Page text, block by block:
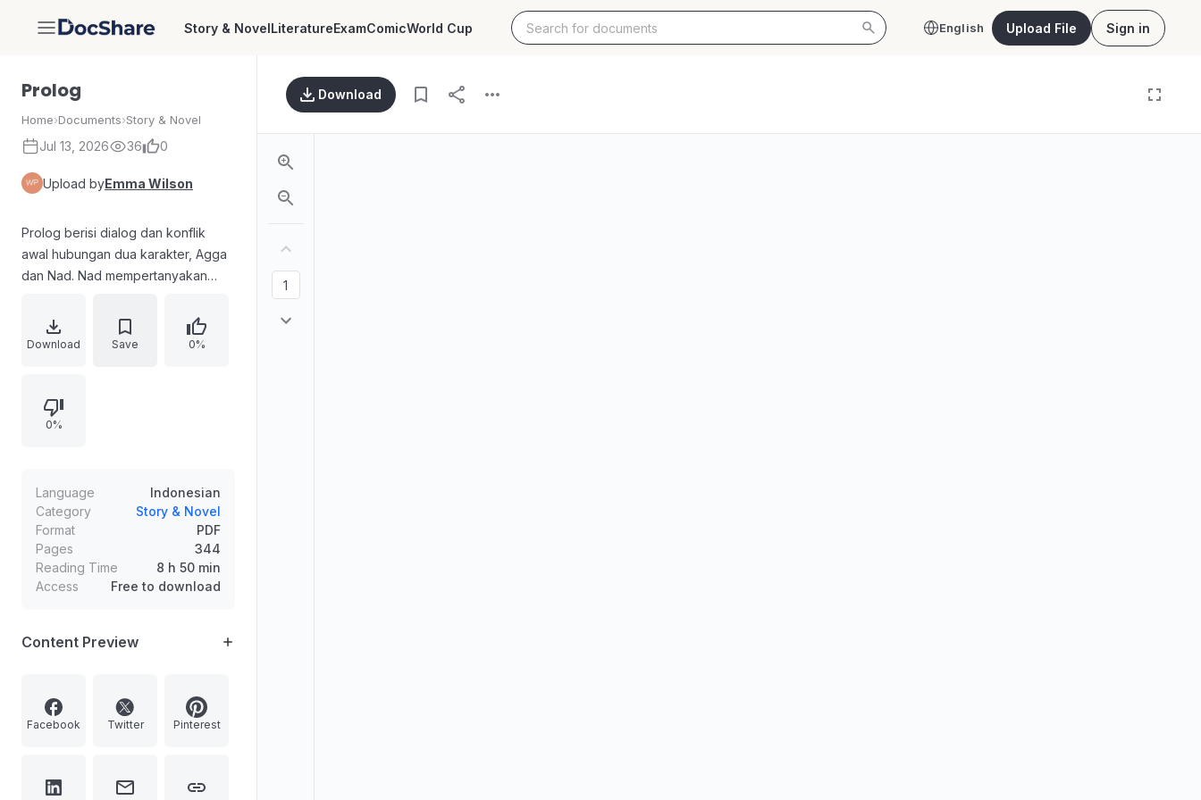
DocShare Story & NovelLiteratureExamComicWorld Cup English Upload File Sign in
Prolog
Home›Documents›Story & Novel
Jul 13, 2026 36 0
Upload byEmma Wilson
Prolog berisi dialog dan konflik
awal hubungan dua karakter, Agga
dan Nad. Nad mempertanyakan
terduga dan canggung, lalu
terungkap pula latar ketertarikan
memperlihatkan Nad menunggu
jemputan Agga dan berinteraksi
Download Save 0%
0%
Language
Indonesian
Category
Story & Novel
Format
PDF
Pages
344
Reading Time
8 h 50 min
Access
Free to download
Content Preview
Facebook Twitter Pinterest
Download